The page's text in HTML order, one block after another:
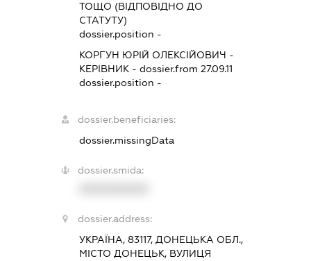
ТОЩО (ВІДПОВІДНО ДО
СТАТУТУ)
dossier.position -
КОРГУН ЮРІЙ ОЛЕКСІЙОВИЧ -
КЕРІВНИК - dossier.from 27.09.11
dossier.position -
dossier.beneficiaries:
dossier.missingData
dossier.smida:
dossier.address:
УКРАЇНА, 83117, ДОНЕЦЬКА ОБЛ.,
МІСТО ДОНЕЦЬК, ВУЛИЦЯ